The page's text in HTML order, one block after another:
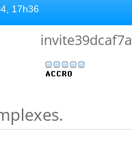
17h36
invite39dcaf7a